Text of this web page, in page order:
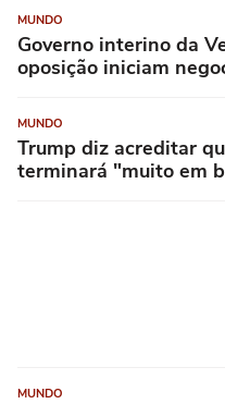
MUNDO
Governo interino da
oposição iniciam
MUNDO
Trump diz acreditar
terminará "muito em
MUNDO